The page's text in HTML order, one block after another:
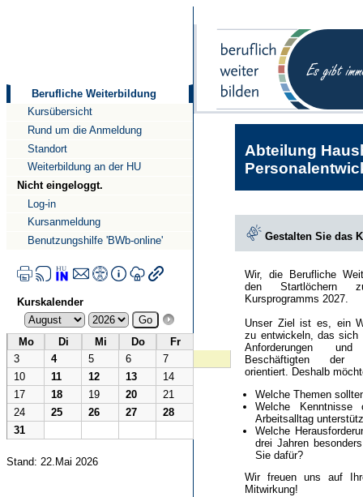
Berufliche Weiterbildung
Kursübersicht
Rund um die Anmeldung
Standort
Weiterbildung an der HU
Nicht eingeloggt.
Log-in
Kursanmeldung
Benutzungshilfe 'BWb-online'
Kurskalender
Mo Di Mi Do
Fr
3
4 5 6
7
10
11 12 13
14
17
18 19 20
21
24
25 26 27
28
31
Stand: 22.Mai 2026
Abteilung
Gestalten Sie das
Wir, die Berufliche
den Startlöchern
Kursprogramms 2027.
Unser Ziel ist es, ein
zu entwickeln, das sich
Anforderungen
Beschäftigten der
orientiert. Deshalb
Welche Themen
Welche
Arbeitsalltag
Welche
drei Jahren
Sie dafür?
Wir freuen uns auf
Mitwirkung!